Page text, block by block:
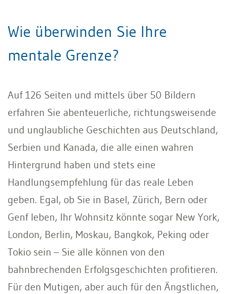
Wie überwinden Sie Ihre
mentale Grenze?
Auf 126 Seiten und mittels über 50 Bildern
erfahren Sie abenteuerliche, richtungsweisende
und unglaubliche Geschichten aus Deutschland,
Serbien und Kanada, die alle einen wahren
Hintergrund haben und stets eine
Handlungsempfehlung für das reale Leben
geben. Egal, ob Sie in Basel, Zürich, Bern oder
Genf leben, Ihr Wohnsitz könnte sogar New York,
London, Berlin, Moskau, Bangkok, Peking oder
Tokio sein – Sie alle können von den
bahnbrechenden Erfolgsgeschichten profitieren.
Für den Mutigen, aber auch für den Ängstlichen,